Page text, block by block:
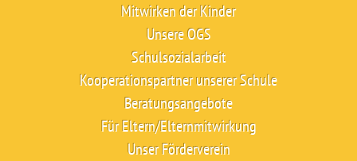
Mitwirken der Kinder
Unsere OGS
Schulsozialarbeit
Kooperationspartner unserer Schule
Beratungsangebote
Für Eltern/Elternmitwirkung
Unser Förderverein